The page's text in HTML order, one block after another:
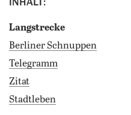
Langstrecke
Berliner Schnuppen
Telegramm
Zitat
Stadtleben